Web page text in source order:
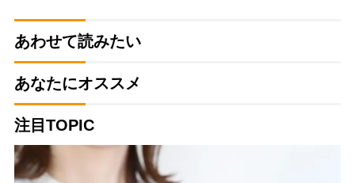
あわせて読みたい
あなたにオススメ
注目TOPIC